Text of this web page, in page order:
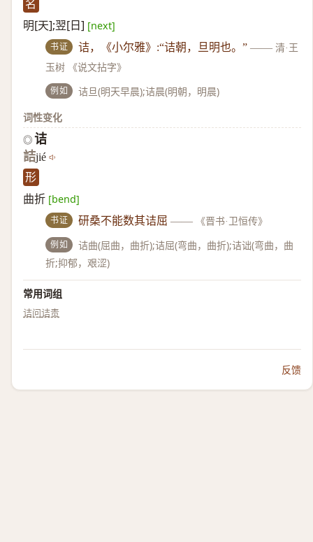
名
明[天];翌[日] [next]
书证 诘，《小尔雅》:“诘朝，旦明也。” —— 清·王
玉树 《说文拈字》
例如
诘旦(明天早晨);诘晨(明朝，明晨)
词性变化
◎ 诘
詰jié
形
曲折 [bend]
书证 研桑不能数其诘屈 —— 《晋书·卫恒传》
例如
诘曲(屈曲，曲折);诘屈(弯曲，曲折);诘诎(弯曲，曲
折;抑郁，艰涩)
常用词组
诘问诘责
反馈